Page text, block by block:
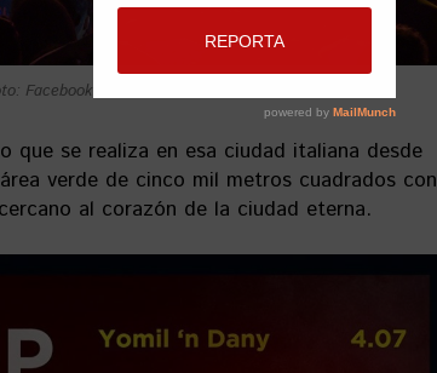
Facebook de Fiesta
que se realiza en esa ciudad italiana desde
verde de cinco mil metros cuadrados con
al corazón de la ciudad eterna.